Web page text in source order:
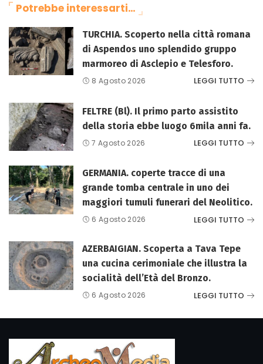
Potrebbe interessarti…
TURCHIA. Scoperto nella città romana
di Aspendos uno splendido gruppo
marmoreo di Asclepio e Telesforo.
8 Agosto 2026 LEGGI TUTTO
FELTRE (Bl). Il primo parto assistito
della storia ebbe luogo 6mila anni fa.
7 Agosto 2026 LEGGI TUTTO
GERMANIA. coperte tracce di una
grande tomba centrale in uno dei
maggiori tumuli funerari del Neolitico.
6 Agosto 2026 LEGGI TUTTO
AZERBAIGIAN. Scoperta a Tava Tepe
una cucina cerimoniale che illustra la
socialità dell’Età del Bronzo.
6 Agosto 2026 LEGGI TUTTO